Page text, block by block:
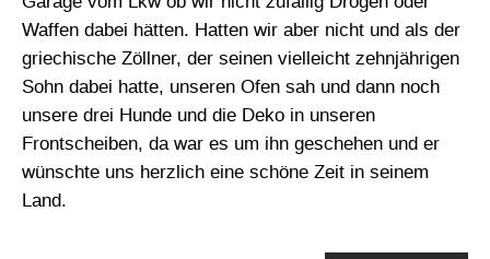
Waffen dabei hätten. Hatten wir aber nicht und als der
griechische Zöllner, der seinen vielleicht zehnjährigen
Sohn dabei hatte, unseren Ofen sah und dann noch
unsere drei Hunde und die Deko in unseren
Frontscheiben, da war es um ihn geschehen und er
wünschte uns herzlich eine schöne Zeit in seinem
Land.